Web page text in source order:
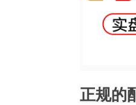
正规的